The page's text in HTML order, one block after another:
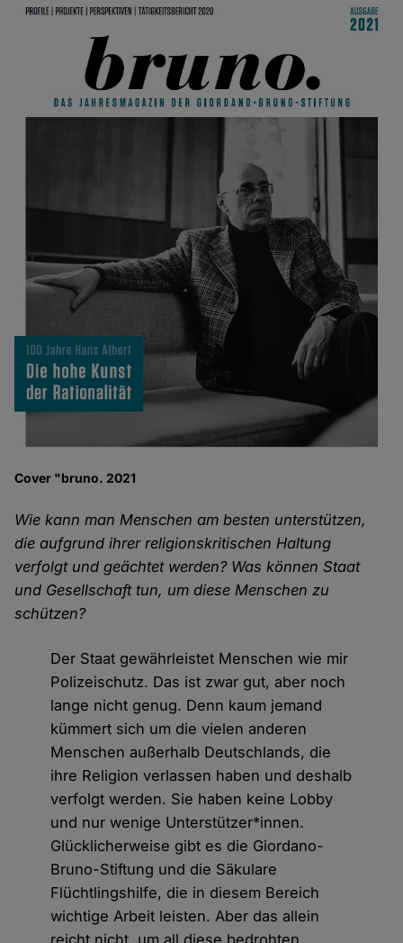
Cover "bruno. 2021
Wie kann man Menschen am besten unterstützen,
die aufgrund ihrer religionskritischen Haltung
verfolgt und geächtet werden? Was können Staat
und Gesellschaft tun, um diese Menschen zu
schützen?
Der Staat gewährleistet Menschen wie mir
Polizeischutz. Das ist zwar gut, aber noch
lange nicht genug. Denn kaum jemand
kümmert sich um die vielen anderen
Menschen außerhalb Deutschlands, die
ihre Religion verlassen haben und deshalb
verfolgt werden. Sie haben keine Lobby
und nur wenige Unterstützer*innen.
Glücklicherweise gibt es die Giordano-
Bruno-Stiftung und die Säkulare
Flüchtlingshilfe, die in diesem Bereich
wichtige Arbeit leisten. Aber das allein
reicht nicht, um all diese bedrohten